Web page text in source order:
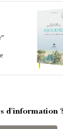
d'information